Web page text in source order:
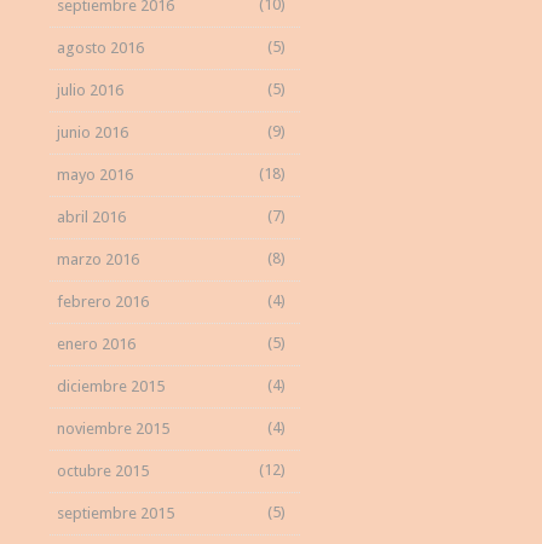
septiembre 2016 (10)
agosto 2016 (5)
julio 2016 (5)
junio 2016 (9)
mayo 2016 (18)
abril 2016 (7)
marzo 2016 (8)
febrero 2016 (4)
enero 2016 (5)
diciembre 2015 (4)
noviembre 2015 (4)
octubre 2015 (12)
septiembre 2015 (5)